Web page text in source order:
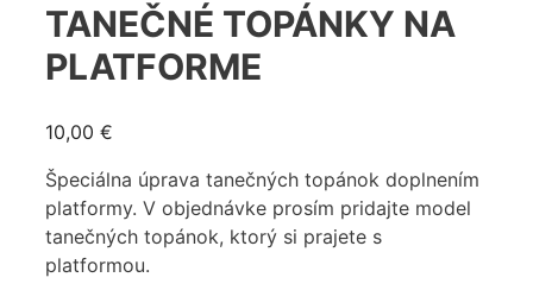
TANEČNÉ TOPÁNKY NA
PLATFORME
10,00 €
Špeciálna úprava tanečných topánok doplnením
platformy. V objednávke prosím pridajte model
tanečných topánok, ktorý si prajete s
platformou.